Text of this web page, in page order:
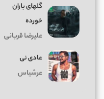
گلهای باران
خورده
علیرضا قربانی
عادی نی
عرشیاس